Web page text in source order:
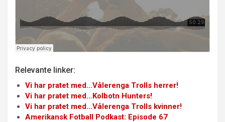
Relevante linker:
Vi har pratet med…Vålerenga Trolls herrer!
Vi har pratet med…Kolbotn Hunters!
Vi har pratet med…Vålerenga Trolls kvinner!
Amerikansk Fotball Podkast: Episode 67